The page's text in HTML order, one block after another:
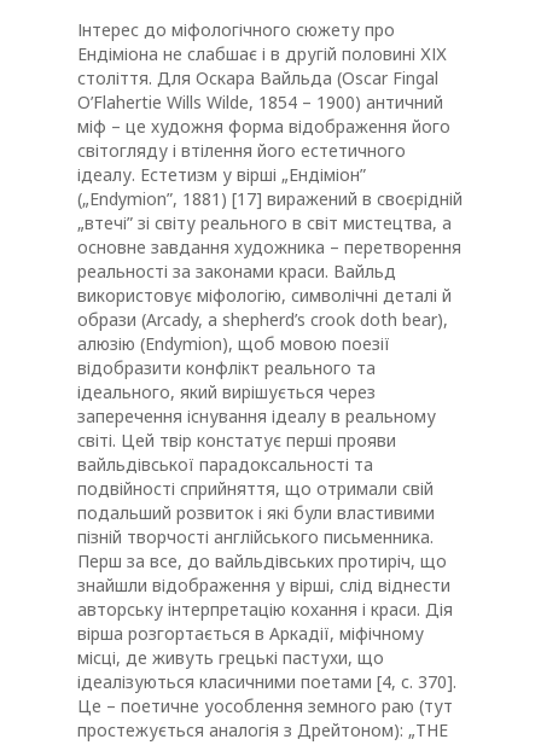
Інтерес до міфологічного сюжету про
Ендіміона не слабшає і в другій половині ХІХ
століття. Для Оскара Вайльда (Oscar Fingal
O’Flahertie Wills Wilde, 1854 – 1900) античний
міф – це художня форма відображення його
світогляду і втілення його естетичного
ідеалу. Естетизм у вірші „Ендіміон”
(„Endymion”, 1881) [17] виражений в своєрідній
„втечі” зі світу реального в світ мистецтва, а
основне завдання художника – перетворення
реальності за законами краси. Вайльд
використовує міфологію, символічні деталі й
образи (Arcady, а shepherd’s crook doth bear),
алюзію (Endymion), щоб мовою поезії
відобразити конфлікт реального та
ідеального, який вирішується через
заперечення існування ідеалу в реальному
світі. Цей твір констатує перші прояви
вайльдівської парадоксальності та
подвійності сприйняття, що отримали свій
подальший розвиток і які були властивими
пізній творчості англійського письменника.
Перш за все, до вайльдівських протиріч, що
знайшли відображення у вірші, слід віднести
авторську інтерпретацію кохання і краси. Дія
вірша розгортається в Аркадії, міфічному
місці, де живуть грецькі пастухи, що
ідеалізуються класичними поетами [4, с. 370].
Це – поетичне уособлення земного раю (тут
простежується аналогія з Дрейтоном): „THE